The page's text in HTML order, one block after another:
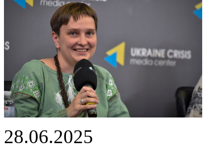
28.06.2025